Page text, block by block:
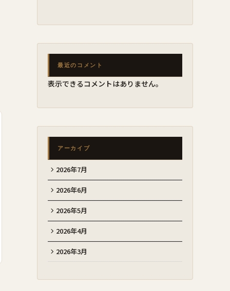
最近のコメント
表示できるコメントはありません。
アーカイブ
2026年7月
2026年6月
2026年5月
2026年4月
2026年3月